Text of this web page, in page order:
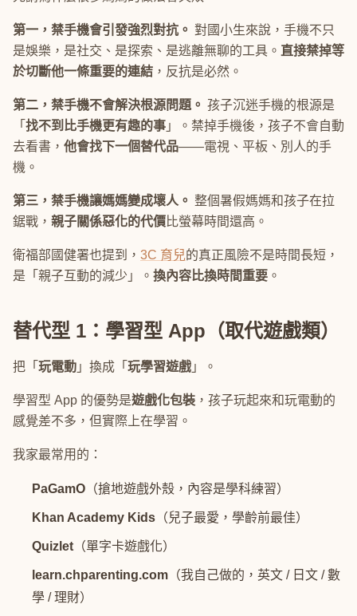
第一，禁手機會引發強烈對抗。 對國小生來說，手機不只
是娛樂，是社交、是探索、是逃離無聊的工具。 直接禁掉等
於切斷他一條重要的連結 ，反抗是必然。
第二，禁手機不會解決根源問題。 孩子沉迷手機的根源是
「 找不到比手機更有趣的事 」。禁掉手機後，孩子不會自動
去看書， 他會找下一個替代品——電視、平板、別人的手
機。
第三，禁手機讓媽媽變成壞人。 整個暑假媽媽和孩子在拉
鋸戰， 親子關係惡化的代價比螢幕時間還高。
衛福部國健署也提到， 3C 育兒的真正風險不是時間長短，
是「親子互動的減少」。 換內容比換時間重要 。
替代型 1：學習型 App（取代遊戲類）
把「 玩電動 」換成「 玩學習遊戲 」。
學習型 App 的優勢是遊戲化包裝 ，孩子玩起來和玩電動的
感覺差不多，但實際上在學習。
我家最常用的：
PaGamO （搶地遊戲外殼，內容是學科練習）
Khan Academy Kids （兒子最愛，學齡前最佳）
Quizlet （單字卡遊戲化）
learn.chparenting.com （我自己做的，英文 / 日文 / 數
學 / 理財）